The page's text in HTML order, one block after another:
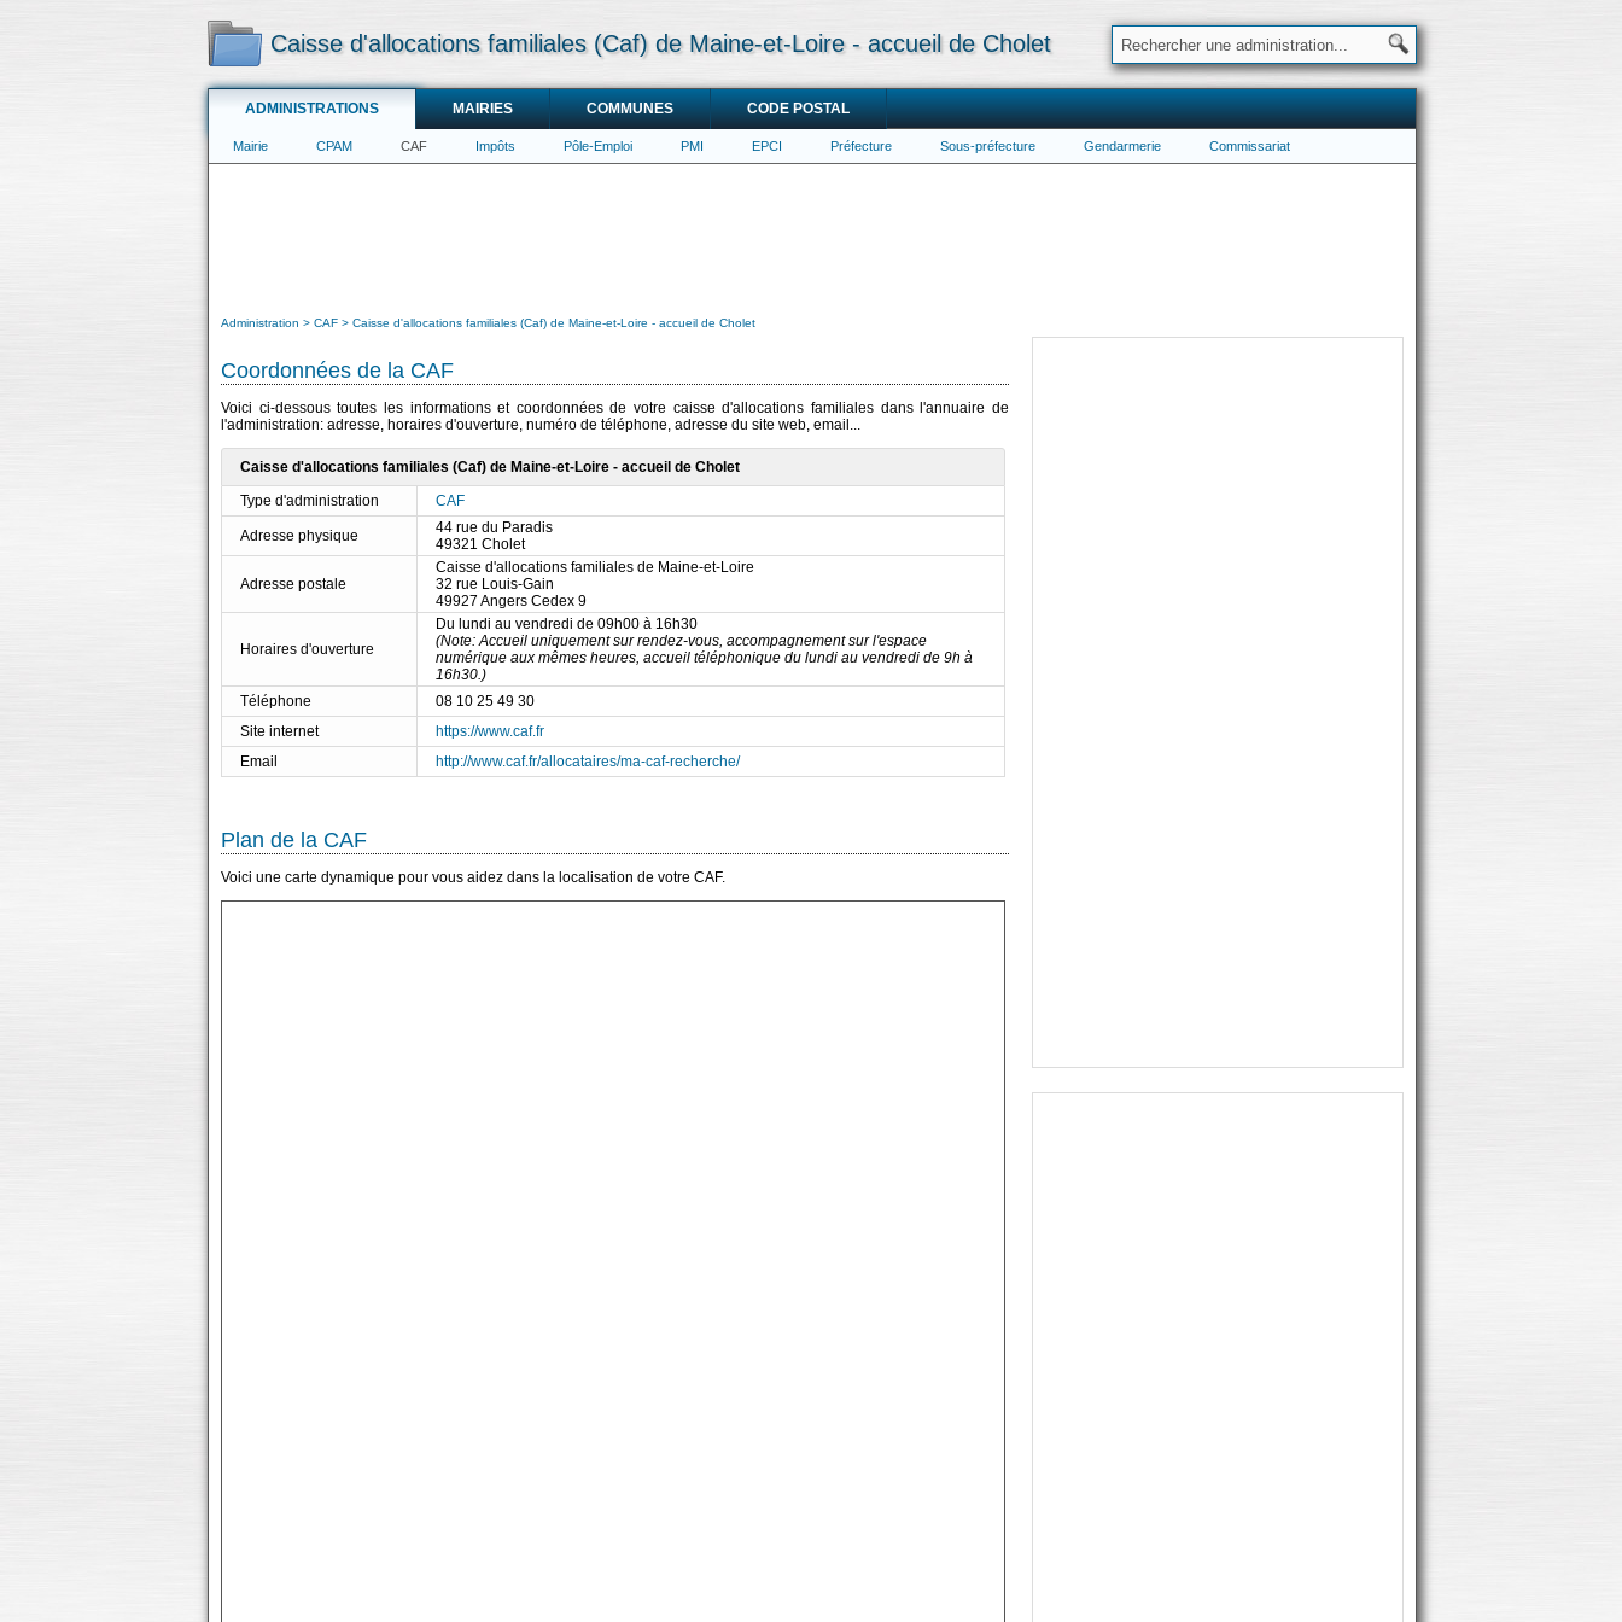
Caisse d'allocations familiales (Caf) de Maine-et-Loire - accueil de Cholet
ADMINISTRATIONS MAIRIES COMMUNES CODE POSTAL
Mairie CPAM CAF Impôts Pôle-Emploi PMI EPCI Préfecture Sous-préfecture Gendarmerie Commissariat
Administration CAF Caisse d'allocations familiales (Caf) de Maine-et-Loire - accueil de Cholet
Coordonnées de la CAF
Voici ci-dessous toutes les informations et coordonnées de votre caisse d'allocations familiales dans l'annuaire de
l'administration: adresse, horaires d'ouverture, numéro de téléphone, adresse du site web, email...
Caisse d'allocations familiales (Caf) de Maine-et-Loire - accueil de Cholet
Type d'administration
CAF
Adresse physique
44 rue du Paradis
49321 Cholet
Adresse postale
Caisse d'allocations familiales de Maine-et-Loire
32 rue Louis-Gain
49927 Angers Cedex 9
Horaires d'ouverture
Du lundi au vendredi de 09h00 à 16h30
(Note: Accueil uniquement sur rendez-vous, accompagnement sur l'espace
numérique aux mêmes heures, accueil téléphonique du lundi au vendredi de 9h à
16h30.)
Téléphone
08 10 25 49 30
Site internet
https://www.caf.fr
Email
http://www.caf.fr/allocataires/ma-caf-recherche/
Plan de la CAF
Voici une carte dynamique pour vous aidez dans la localisation de votre CAF.